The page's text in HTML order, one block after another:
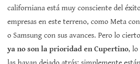
californiana está muy consciente del
empresas en este terreno, como Meta
o Samsung con sus avances. Pero lo
ya no son la prioridad en Cupertino, lo